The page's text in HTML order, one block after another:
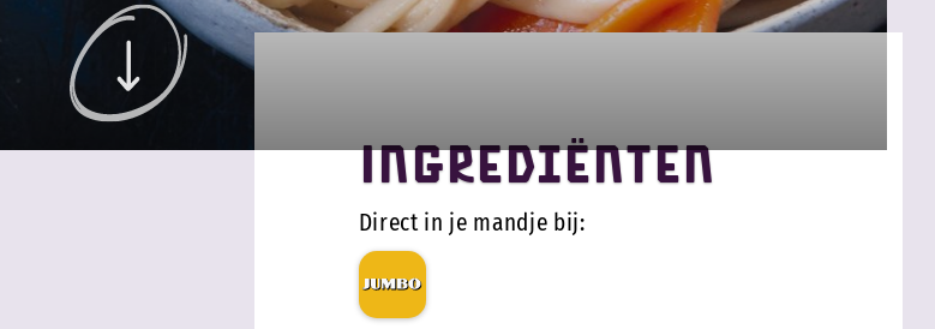
Ingrediënten
Direct in je mandje bij: